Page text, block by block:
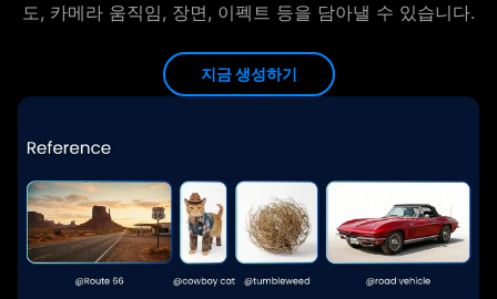
도, 카메라 움직임, 장면, 이펙트 등을 담아낼 수 있습니다.
지금 생성하기